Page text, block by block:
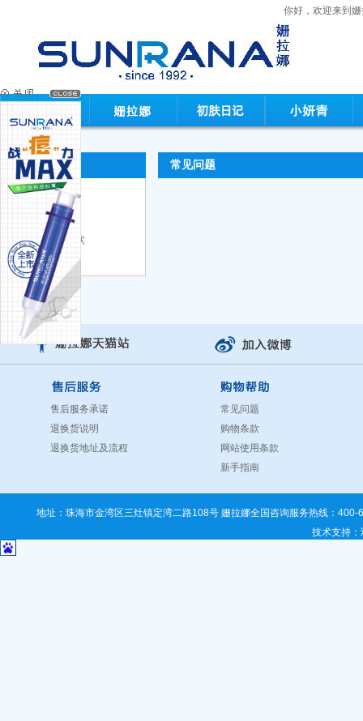
你好，欢迎来到
购物帮助
·常见问题
·购物条款
·网站使用条款
·新手指南
常见问题
售后服务承诺
退换货说明
退换货地址及流程
常见问题
购物条款
网站使用条款
新手指南
地址：珠海市金湾区三灶镇定湾二路108号 姗拉娜全国咨询服务热线：
技术支持 ：